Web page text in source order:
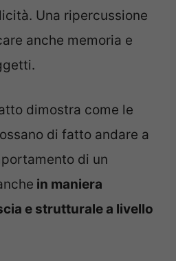
Una ripercussione
anche memoria e
dimostra come le
di fatto andare a
di un
in maniera
e strutturale a livello